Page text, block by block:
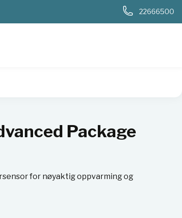
22666500
Package
for nøyaktig oppvarming og